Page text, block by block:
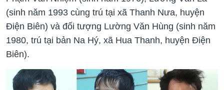
(sinh năm 1993 cùng trú tại xã Thanh Nưa, huyện
Điện Biên) và đối tượng Lường Văn Hùng (sinh năm
1980, trú tại bản Na Hý, xã Hua Thanh, huyện Điện
Biên).